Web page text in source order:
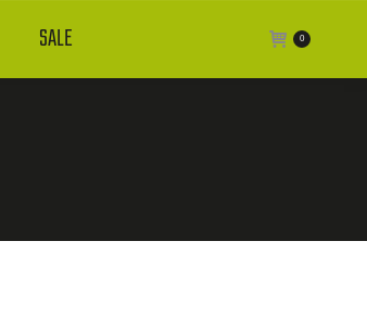
SALE 0